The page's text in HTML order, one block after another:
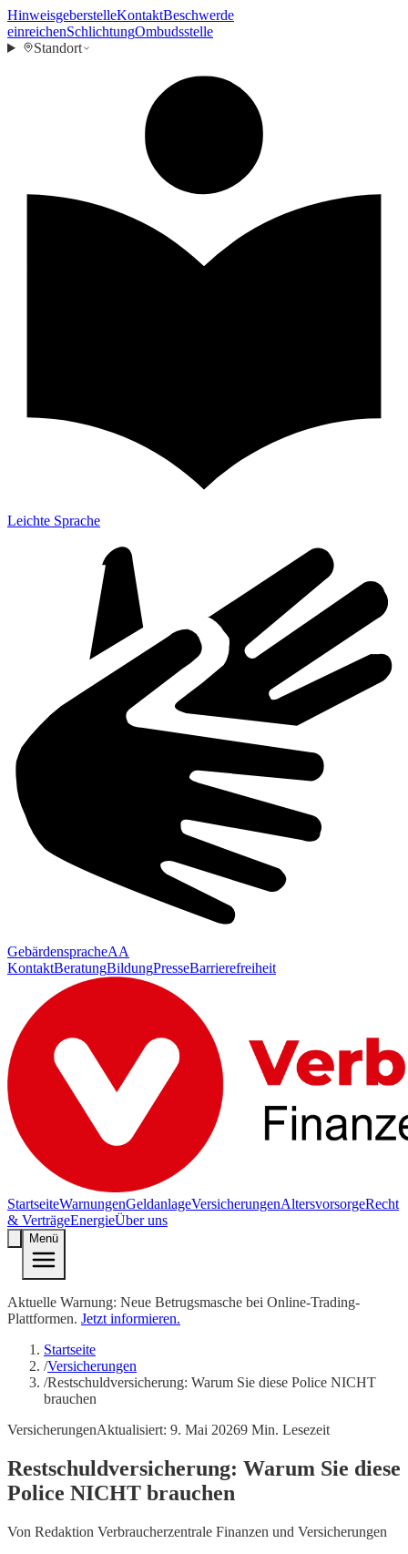
HinweisgeberstelleKontaktBeschwerde
einreichenSchlichtungOmbudsstelle
Standort
Leichte Sprache
GebärdenspracheAA
KontaktBeratungBildungPresseBarrierefreiheit
StartseiteWarnungenGeldanlageVersicherungenAltersvorsorgeRecht
& VerträgeEnergieÜber uns
Menü
Aktuelle Warnung: Neue Betrugsmasche bei Online-Trading-
Plattformen. Jetzt informieren.
Startseite
/Versicherungen
/Restschuldversicherung: Warum Sie diese Police NICHT
brauchen
VersicherungenAktualisiert: 9. Mai 20269 Min. Lesezeit
Restschuldversicherung: Warum Sie diese
Police NICHT brauchen
Von Redaktion Verbraucherzentrale Finanzen und Versicherungen